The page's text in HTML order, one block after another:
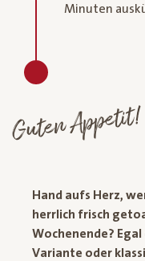
Minuten
Guten Appetit!
Hand aufs Herz,
herrlich frisch
Wochenende?
Variante oder